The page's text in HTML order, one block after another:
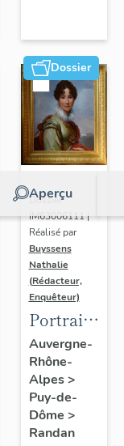
Dossier
Aperçu
Dossier
IM63006111 |
Réalisé par
Buyssens
Nathalie
(Rédacteur,
Enquêteur)
Portrait
d'Adélaïde
d'Orléans,
d'après
François
Gérard
Auvergne-
Rhône-
Alpes>
Puy-de-
Dôme >
Randan